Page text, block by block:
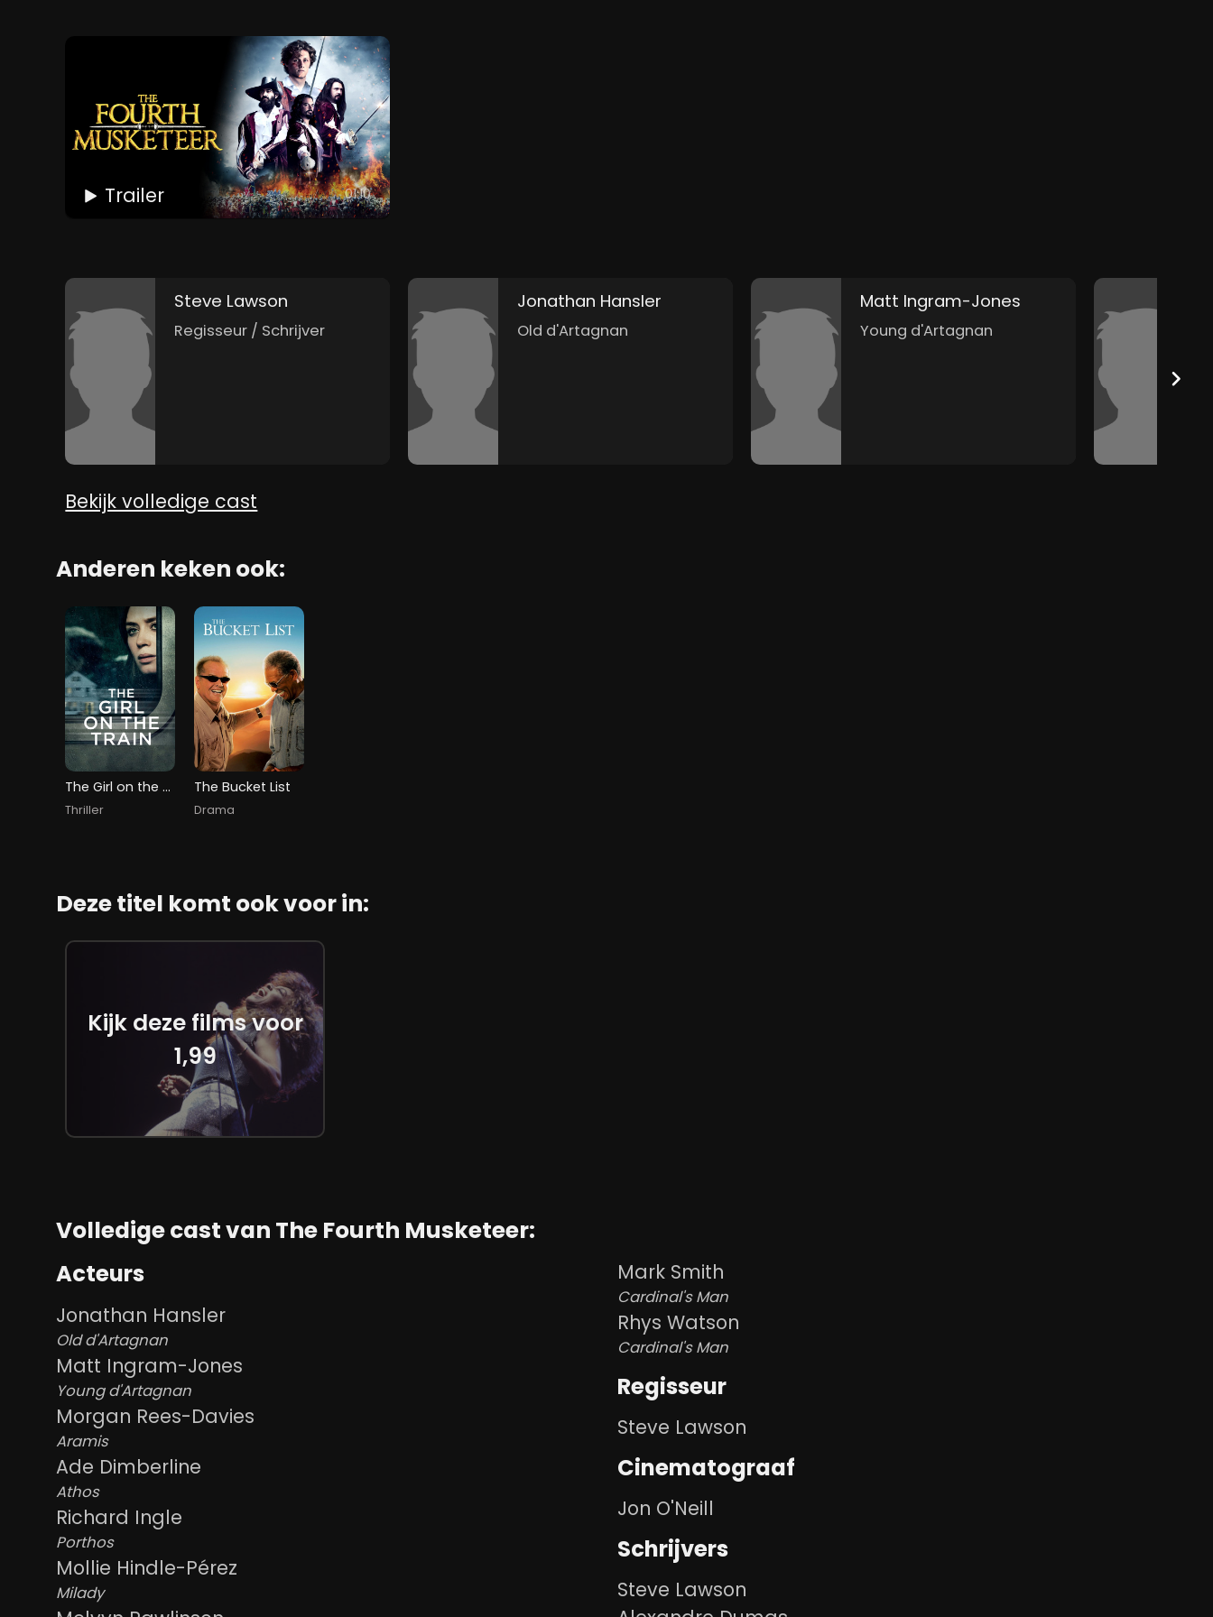
Trailer 01:10
Steve Lawson
Regisseur / Schrijver
Jonathan Hansler
Old d'Artagnan
Matt Ingram-Jones
Young d'Artagnan
Bekijk volledige cast
Anderen keken ook:
The Girl on the Train
Thriller
The Bucket List
Drama
Deze titel komt ook voor in:
Kijk deze films voor
1,99
Volledige cast van The Fourth Musketeer:
Acteurs
Jonathan Hansler
Old d'Artagnan
Matt Ingram-Jones
Young d'Artagnan
Morgan Rees-Davies
Aramis
Ade Dimberline
Athos
Richard Ingle
Porthos
Mollie Hindle-Pérez
Milady
Mark Smith
Cardinal's Man
Rhys Watson
Cardinal's Man
Regisseur
Steve Lawson
Cinematograaf
Jon O'Neill
Schrijvers
Steve Lawson